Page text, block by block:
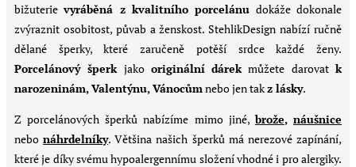
bižuterievyráběná z kvalitního porcelánu dokáže dokonale
zvýraznit osobitost, půvab a ženskost. StehlikDesign nabízí ručně
dělané šperky, které zaručeně potěší srdce každé ženy.
Porcelánový šperk jako originální dárek můžete darovatk
narozeninám, Valentýnu, Vánocům nebo jen takz lásky.
Z porcelánových šperků nabízíme mimo jiné,brože,náušnice
nebonáhrdelníky. Většina našich šperků má nerezové zapínání,
které je díky svému hypoalergennímu složení vhodné i pro alergiky.